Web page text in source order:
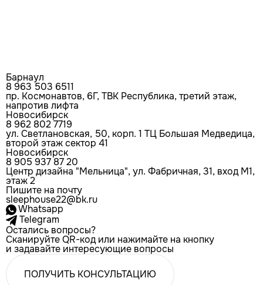
Барнаул
8 963 503 6511
пр. Космонавтов, 6Г, ТВК Республика, третий этаж,
напротив лифта
Новосибирск
8 962 802 7719
ул. Светлановская, 50, корп. 1 ТЦ Большая Медведица,
второй этаж сектор 41
Новосибирск
8 905 937 87 20
Центр дизайна "Мельница", ул. Фабричная, 31, вход М1,
этаж 2
Пишите на почту
sleephouse22@bk.ru
Whatsapp
Telegram
Остались вопросы?
Сканируйте QR-код или нажимайте на кнопку
и задавайте интересующие вопросы
ПОЛУЧИТЬ КОНСУЛЬТАЦИЮ